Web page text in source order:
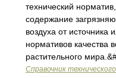
технический
содержание
воздуха от источника
нормативов качества
растительного
Справочник